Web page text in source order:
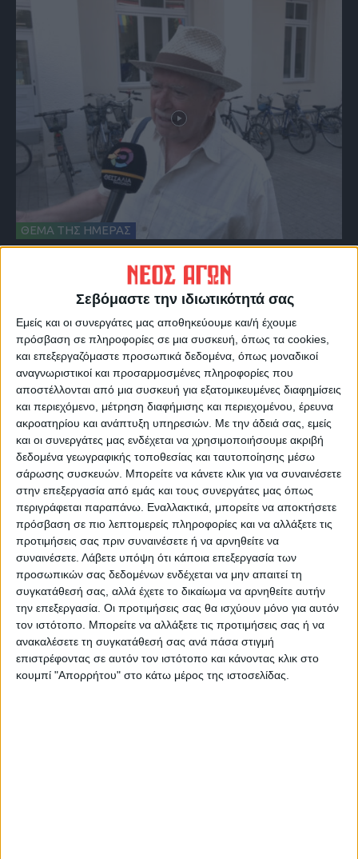
Σεβόμαστε την ιδιωτικότητά σας
Εμείς και οι συνεργάτες μας αποθηκεύουμε και/ή έχουμε
πρόσβαση σε πληροφορίες σε μια συσκευή, όπως τα cookies,
και επεξεργαζόμαστε προσωπικά δεδομένα, όπως μοναδικοί
αναγνωριστικοί και προσαρμοσμένες πληροφορίες που
αποστέλλονται από μια συσκευή για εξατομικευμένες διαφημίσεις
και περιεχόμενο, μέτρηση διαφήμισης και περιεχομένου, έρευνα
ακροατηρίου και ανάπτυξη υπηρεσιών. Με την άδειά σας, εμείς
και οι συνεργάτες μας ενδέχεται να χρησιμοποιήσουμε ακριβή
δεδομένα γεωγραφικής τοποθεσίας και ταυτοποίησης μέσω
σάρωσης συσκευών. Μπορείτε να κάνετε κλικ για να συναινέσετε
στην επεξεργασία από εμάς και τους συνεργάτες μας όπως
περιγράφεται παραπάνω. Εναλλακτικά, μπορείτε να αποκτήσετε
πρόσβαση σε πιο λεπτομερείς πληροφορίες και να αλλάξετε τις
προτιμήσεις σας πριν συναινέσετε ή να αρνηθείτε να
συναινέσετε. Λάβετε υπόψη ότι κάποια επεξεργασία των
προσωπικών σας δεδομένων ενδέχεται να μην απαιτεί τη
συγκατάθεσή σας, αλλά έχετε το δικαίωμα να αρνηθείτε αυτήν
την επεξεργασία. Οι προτιμήσεις σας θα ισχύουν μόνο για αυτόν
τον ιστότοπο. Μπορείτε να αλλάξετε τις προτιμήσεις σας ή να
ανακαλέσετε τη συγκατάθεσή σας ανά πάσα στιγμή
επιστρέφοντας σε αυτόν τον ιστότοπο και κάνοντας κλικ στο
κουμπί "Απορρήτου" στο κάτω μέρος της ιστοσελίδας.
ΘΕΜΑ ΤΗΣ ΗΜΕΡΑΣ
θερινές εκπτώσεις για κάποια αγορά;
ΘΕΜΑ ΤΗΣ ΗΜΕΡΑΣ
Θέμα ημέρας : Οι συνταξιούχοι ζητούν να
επιστραφεί η 13η σύνταξη. Συμφωνείτε;